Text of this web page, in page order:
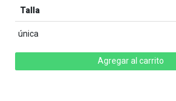
Talla
única
Agregar al carrito